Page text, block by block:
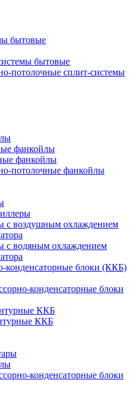
бытовые
бытовые
потолочные сплит-системы
фанкойлы
фанкойлы
потолочные фанкойлы
с воздушным охлаждением
с водяным охлаждением
конденсаторные блоки (ККБ)
конденсаторные блоки
ККБ
ККБ
конденсаторные блоки